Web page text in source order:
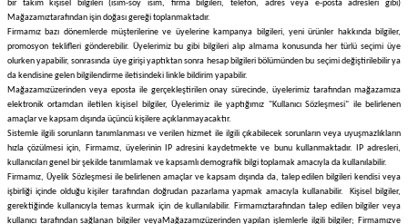
bir takım kişisel bilgileri (isim-soy isim, firma bilgileri, telefon, adres veya e-posta adresleri gibi)
Mağazamıztarafından işin doğası gereği toplanmaktadır.
Firmamız bazı dönemlerde müşterilerine ve üyelerine kampanya bilgileri, yeni ürünler hakkında bilgiler,
promosyon teklifleri gönderebilir. Üyelerimiz bu gibi bilgileri alıp almama konusunda her türlü seçimi üye
olurken yapabilir, sonrasında üye girişi yaptıktan sonra hesap bilgileri bölümünden bu seçimi değiştirilebilir ya
da kendisine gelen bilgilendirme iletisindeki linkle bildirim yapabilir.
Mağazamızüzerinden veya eposta ile gerçekleştirilen onay sürecinde, üyelerimiz tarafından mağazamıza
elektronik ortamdan iletilen kişisel bilgiler, Üyelerimiz ile yaptığımız "Kullanıcı Sözleşmesi" ile belirlenen
amaçlar ve kapsam dışında üçüncü kişilere açıklanmayacaktır.
Sistemle ilgili sorunların tanımlanması ve verilen hizmet ile ilgili çıkabilecek sorunların veya uyuşmazlıkların
hızla çözülmesi için,
Firmamız, üyelerinin IP adresini kaydetmekte ve bunu kullanmaktadır. IP adresleri,
kullanıcıları genel bir şekilde tanımlamak ve kapsamlı demografik bilgi toplamak amacıyla da kullanılabilir.
Firmamız, Üyelik Sözleşmesi ile belirlenen amaçlar ve kapsam dışında da, talep edilen bilgileri kendisi veya
işbirliği içinde olduğu kişiler tarafından doğrudan pazarlama yapmak amacıyla kullanabilir. Kişisel bilgiler,
gerektiğinde kullanıcıyla temas kurmak için de kullanılabilir. Firmamıztarafından talep edilen bilgiler veya
kullanıcı tarafından sağlanan bilgiler veyaMağazamızüzerinden yapılan işlemlerle ilgili bilgiler; Firmamızve